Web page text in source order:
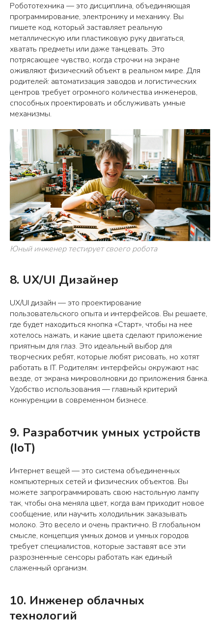
Робототехника — это дисциплина, объединяющая
программирование, электронику и механику. Вы
пишете код, который заставляет реальную
металлическую или пластиковую руку двигаться,
хватать предметы или даже танцевать. Это
потрясающее чувство, когда строчки на экране
оживляют физический объект в реальном мире. Для
родителей: автоматизация заводов и логистических
центров требует огромного количества инженеров,
способных проектировать и обслуживать умные
механизмы.
Юный инженер тестирует своего робота
8. UX/UI Дизайнер
UX/UI дизайн — это проектирование
пользовательского опыта и интерфейсов. Вы решаете,
где будет находиться кнопка «Старт», чтобы на нее
хотелось нажать, и какие цвета сделают приложение
приятным для глаз. Это идеальный выбор для
творческих ребят, которые любят рисовать, но хотят
работать в IT. Родителям: интерфейсы окружают нас
везде, от экрана микроволновки до приложения банка.
Удобство использования — главный критерий
конкуренции в современном бизнесе.
9. Разработчик умных устройств
(IoT)
Интернет вещей — это система объединенных
компьютерных сетей и физических объектов. Вы
можете запрограммировать свою настольную лампу
так, чтобы она меняла цвет, когда вам приходит новое
сообщение, или научить холодильник заказывать
молоко. Это весело и очень практично. В глобальном
смысле, концепция умных домов и умных городов
требует специалистов, которые заставят все эти
разрозненные сенсоры работать как единый
слаженный организм.
10. Инженер облачных
технологий